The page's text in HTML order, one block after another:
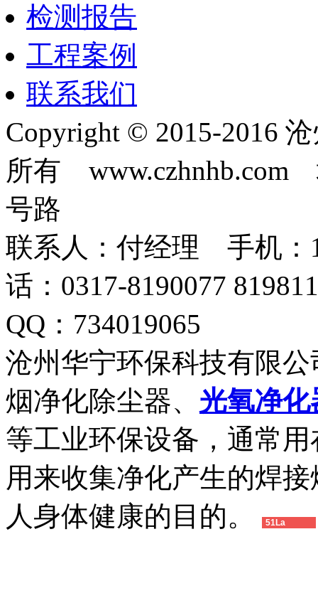
检测报告
工程案例
联系我们
Copyright © 2015-2016
所有 www.czhnhb.com
号路
联系人：付经理 手机：
话：0317-8190077
QQ：734019065
沧州华宁环保科技有限
烟净化除尘器、 光氧净化
等工业环保设备，通常
用来收集净化产生的焊
人身体健康的目的。
51La